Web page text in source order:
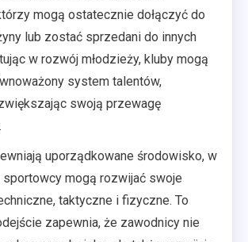
mogą ostatecznie dołączyć do
lub zostać sprzedani do innych
w rozwój młodzieży, kluby mogą
system talentów,
swoją przewagę
uporządkowane środowisko, w
sportowcy mogą rozwijać swoje
taktyczne i fizyczne. To
zapewnia, że zawodnicy nie